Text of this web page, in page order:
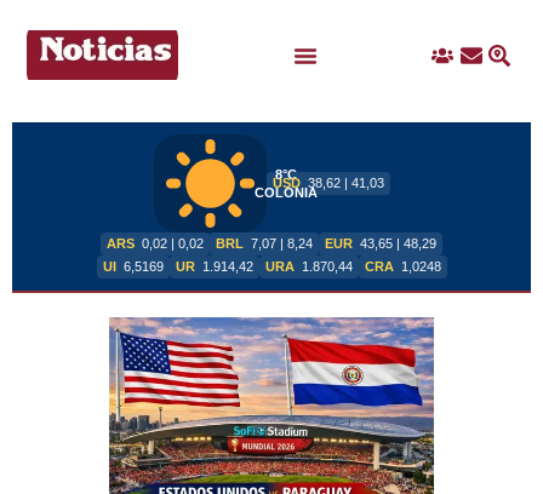
IngresoContacto
8°C
COLONIA
USD 38,62 | 41,03
ARS 0,02 | 0,02 BRL 7,07 | 8,24 EUR 43,65 | 48,29
UI 6,5169 UR 1.914,42 URA 1.870,44 CRA 1,0248